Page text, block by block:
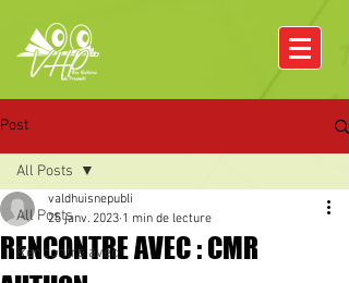
Post
All Posts
Rencontre avec
All Posts
RENCONTRE AVEC : CMR
valdhuisnepubli
25 janv. 2023 1 min de lecture